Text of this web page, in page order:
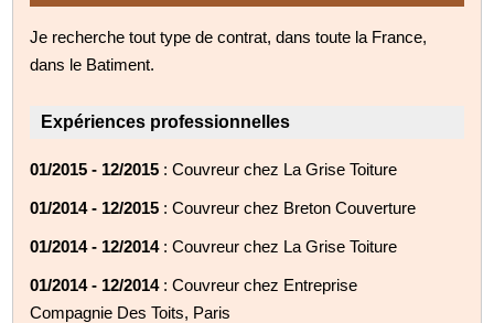
Je recherche tout type de contrat, dans toute la France,
dans le Batiment.
Expériences professionnelles
01/2015 - 12/2015 : Couvreur chez La Grise Toiture
01/2014 - 12/2015 : Couvreur chez Breton Couverture
01/2014 - 12/2014: Couvreur chez La Grise Toiture
01/2014 - 12/2014: Couvreur chez Entreprise
Compagnie Des Toits, Paris